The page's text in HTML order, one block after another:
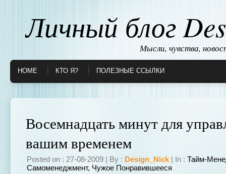
Личный блог
Мысли, чувства,
HOME КТО Я? ПОЛЕЗНЫЕ ССЫЛКИ
Восемнадцать минут для
вашим временем
Posted on : 27-08-2009 | By : Design_Nick | In : Тайм-
Самоменеджмент, Чужое Понравившееся